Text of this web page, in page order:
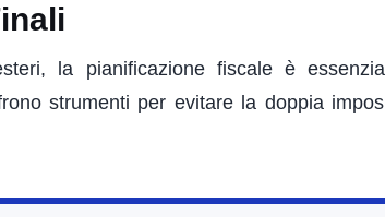
la pianificazione fiscale è
strumenti per evitare la doppia